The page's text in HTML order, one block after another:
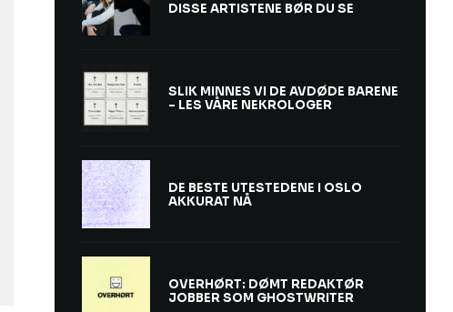
DISSE ARTISTENE BØR DU SE
SLIK MINNES VI DE AVDØDE BARENE
– LES VÅRE NEKROLOGER
DE BESTE UTESTEDENE I OSLO
AKKURAT NÅ
OVERHØRT: DØMT REDAKTØR
JOBBER SOM GHOSTWRITER